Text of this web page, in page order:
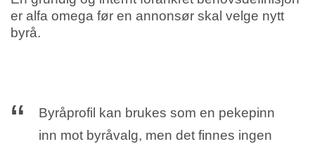
er alfa omega før en annonsør skal velge nytt
byrå.
Byråprofil kan brukes som en pekepinn
inn mot byråvalg, men det finnes ingen